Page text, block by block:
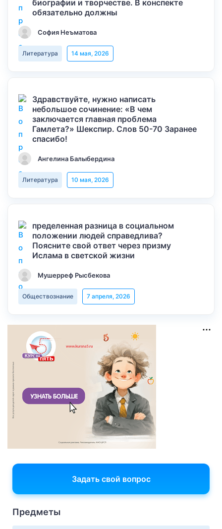
биографии и творчестве. В конспекте
обязательно должны
София Неъматова
Литература 14 мая, 2026
Здравствуйте, нужно написать
небольшое сочинение: «В чем
заключается главная проблема
Гамлета?» Шекспир. Слов 50-70 Заранее
спасибо!
Ангелина Балыбердина
Литература 10 мая, 2026
пределенная разница в социальном
положении людей справедлива?
Поясните свой ответ через призму
Ислама в светской жизни
Мушерреф Рысбекова
Обществознание 7 апреля, 2026
Задать свой вопрос
Предметы